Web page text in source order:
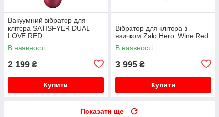
Вакуумний вібратор для
клітора SATISFYER DUAL
LOVE RED
В наявності
2 199 ₴
Купити
Вібратор для клітора з
язичком Zalo Hero, Wine Red
В наявності
3 995 ₴
Купити
Показати ще